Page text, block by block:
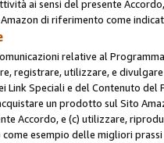
ai sensi del presente
di riferimento come
relative al
registrare, utilizzare, e
Link Speciali e del Contenuto
un prodotto sul Sito
Accordo, e (c) utilizzare,
esempio delle migliori